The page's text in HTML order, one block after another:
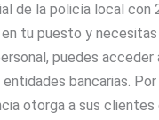
de la policía local con
tu puesto y
puedes acceder
bancarias.
otorga a sus